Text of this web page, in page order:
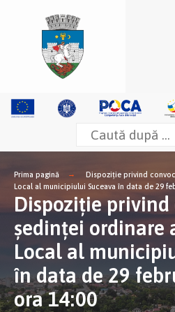
Prima pagină
Dispoziție privind
Local al municipiului Suceava în data de 29
Dispoziție privind
ședinței ordinare
Local al
în data de 29
ora 14:00